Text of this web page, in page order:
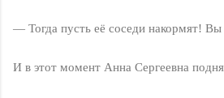
— Тогда пусть её соседи накормят! Вы
И в этот момент Анна Сергеевна